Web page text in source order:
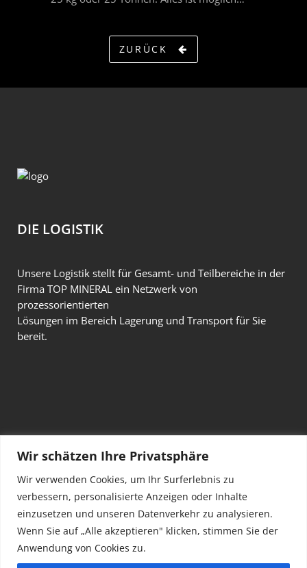
Wir schätzen Ihre Privatsphäre
Wir verwenden Cookies, um Ihr Surferlebnis zu
verbessern, personalisierte Anzeigen oder Inhalte
einzusetzen und unseren Datenverkehr zu analysieren.
Wenn Sie auf „Alle akzeptieren" klicken, stimmen Sie der
Anwendung von Cookies zu.
ZURÜCK
DIE LOGISTIK
Unsere Logistik stellt für Gesamt- und Teilbereiche in der
Firma TOP MINERAL ein Netzwerk von
prozessorientierten
Lösungen im Bereich Lagerung und Transport für Sie
bereit.
Copyright TOP MINERAL 2020
Diese Webseite wurde vonhoeliner.cherstellt
Impressum, Datenschutzerklärung,
Einkaufsbedingungen